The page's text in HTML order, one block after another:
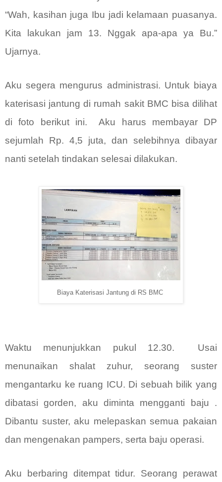
“Wah, kasihan juga Ibu jadi kelamaan puasanya.
Kita lakukan jam 13. Nggak apa-apa ya Bu.”
Ujarnya.
Aku segera mengurus administrasi. Untuk biaya
katerisasi jantung di rumah sakit BMC bisa dilihat
di foto berikut ini.
Aku harus membayar DP
sejumlah Rp. 4,5 juta, dan selebihnya dibayar
nanti setelah tindakan selesai dilakukan.
Biaya Katerisasi Jantung di RS BMC
Waktu menunjukkan pukul 12.30.
Usai
menunaikan shalat zuhur, seorang suster
mengantarku ke ruang ICU. Di sebuah bilik yang
dibatasi gorden, aku diminta mengganti baju .
Dibantu suster, aku melepaskan semua pakaian
dan mengenakan pampers, serta baju operasi.
Aku berbaring ditempat tidur. Seorang perawat